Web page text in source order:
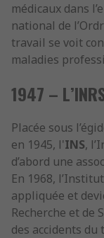
médicaux dans
national de
travail se voit
maladies
1947 –
Placée sous
en 1945, l'INS,
d’abord une
En 1968,
appliquée et
Recherche et de
des accidents